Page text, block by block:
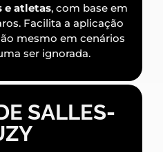
e atletas, com base em
Facilita a aplicação
mesmo em cenários
ser ignorada.
SALLES-